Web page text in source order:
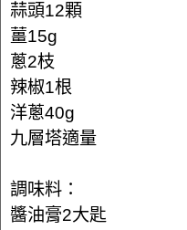
蒜頭12顆
薑15g
蔥2枝
辣椒1根
洋蔥40g
九層塔適量
調味料：
醬油膏2大匙